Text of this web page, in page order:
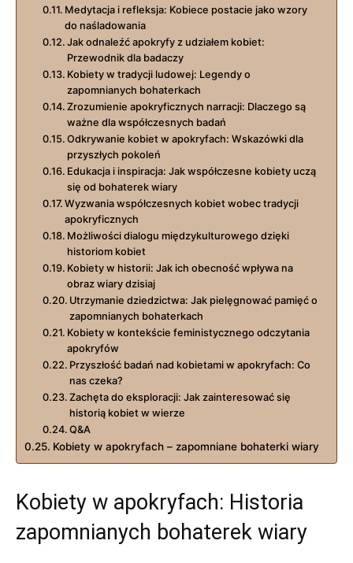
Medytacja i refleksja: Kobiece postacie ‌jako wzory
do naśladowania
Jak odnaleźć apokryfy z udziałem kobiet:
Przewodnik dla⁤ badaczy
Kobiety w tradycji ludowej: Legendy o
‌zapomnianych⁢ bohaterkach
Zrozumienie apokryficznych narracji: Dlaczego są
ważne dla współczesnych badań
Odkrywanie kobiet w apokryfach: Wskazówki dla
przyszłych pokoleń
Edukacja i​ inspiracja: Jak współczesne kobiety uczą
się od bohaterek wiary
Wyzwania współczesnych kobiet wobec tradycji
apokryficznych
Możliwości dialogu międzykulturowego dzięki
historiom kobiet
Kobiety w historii: ‍Jak ich obecność wpływa na
obraz wiary dzisiaj
Utrzymanie dziedzictwa: ‍Jak pielęgnować ⁢pamięć o⁤
zapomnianych bohaterkach
Kobiety w kontekście feministycznego‍ odczytania
apokryfów
Przyszłość badań nad kobietami ​w apokryfach: Co
nas⁣ czeka?
Zachęta do eksploracji: Jak zainteresować się
historią kobiet w wierze
Q&A
Kobiety w apokryfach – zapomniane bohaterki wiary
Kobiety w apokryfach: Historia
zapomnianych bohaterek wiary